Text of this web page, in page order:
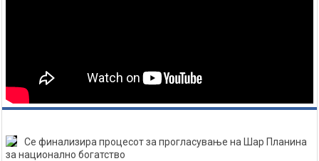
Се финализира процесот за прогласување на Шар Планина
за национално богатство